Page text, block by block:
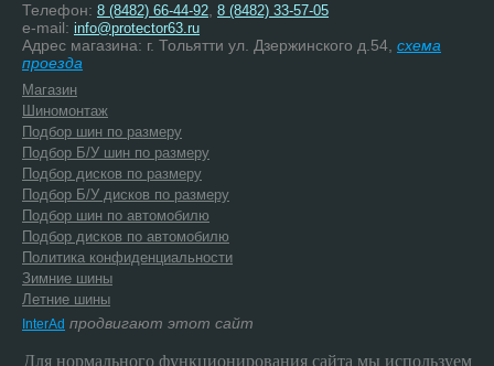
Телефон: 8 (8482) 66-44-92 8 (8482) 33-57-05
e-mail: info@protector63.ru
Адрес магазина: г. Тольятти ул. Дзержинского д.54, схема
проезда
Магазин
Шиномонтаж
Подбор шин по размеру
Подбор Б/У шин по размеру
Подбор дисков по размеру
Подбор Б/У дисков по размеру
Подбор шин по автомобилю
Подбор дисков по автомобилю
Политика конфиденциальности
Зимние шины
Летние шины
InterAd продвигают этот сайт
Для нормального функционирования сайта мы используем